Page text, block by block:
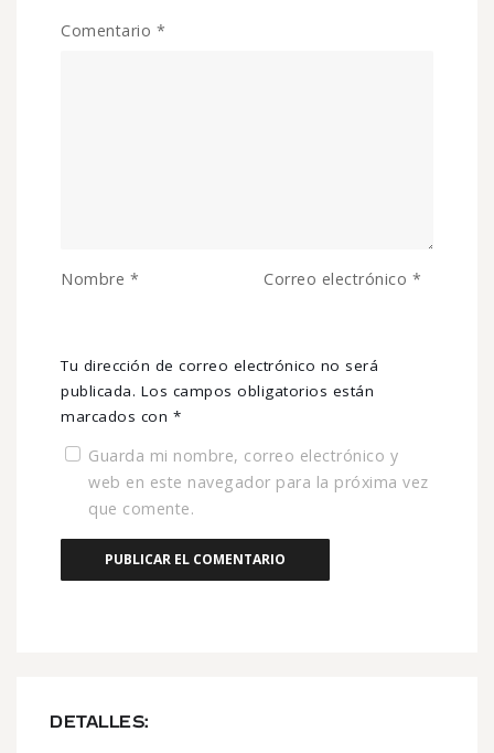
DETALLES:
Tu dirección de correo electrónico no será
publicada. Los campos obligatorios están
marcados con *
Comentario *
Nombre * Correo electrónico *
Guarda mi nombre, correo electrónico y
web en este navegador para la próxima vez
que comente.